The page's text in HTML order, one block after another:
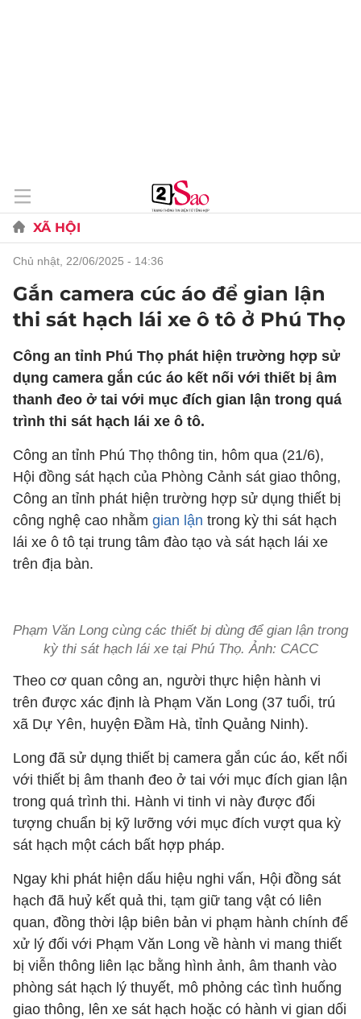
XÃ HỘI
chủ nhật, 22/06/2025 - 14:36
Gắn camera cúc áo để gian lận
thi sát hạch lái xe ô tô ở Phú Thọ
Công an tỉnh Phú Thọ phát hiện trường hợp sử
dụng camera gắn cúc áo kết nối với thiết bị âm
thanh đeo ở tai với mục đích gian lận trong quá
trình thi sát hạch lái xe ô tô.
Công an tỉnh Phú Thọ thông tin, hôm qua (21/6),
Hội đồng sát hạch của Phòng Cảnh sát giao thông,
Công an tỉnh phát hiện trường hợp sử dụng thiết bị
công nghệ cao nhằm gian lận trong kỳ thi sát hạch
lái xe ô tô tại trung tâm đào tạo và sát hạch lái xe
trên địa bàn.
Phạm Văn Long cùng các thiết bị dùng để gian lận trong
kỳ thi sát hạch lái xe tại Phú Thọ. Ảnh: CACC
Theo cơ quan công an, người thực hiện hành vi
trên được xác định là Phạm Văn Long (37 tuổi, trú
xã Dự Yên, huyện Đầm Hà, tỉnh Quảng Ninh).
Long đã sử dụng thiết bị camera gắn cúc áo, kết nối
với thiết bị âm thanh đeo ở tai với mục đích gian lận
trong quá trình thi. Hành vi tinh vi này được đối
tượng chuẩn bị kỹ lưỡng với mục đích vượt qua kỳ
sát hạch một cách bất hợp pháp.
Ngay khi phát hiện dấu hiệu nghi vấn, Hội đồng sát
hạch đã huỷ kết quả thi, tạm giữ tang vật có liên
quan, đồng thời lập biên bản vi phạm hành chính để
xử lý đối với Phạm Văn Long về hành vi mang thiết
bị viễn thông liên lạc bằng hình ảnh, âm thanh vào
phòng sát hạch lý thuyết, mô phỏng các tình huống
giao thông, lên xe sát hạch hoặc có hành vi gian dối